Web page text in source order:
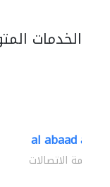
الخدمات
al abaad al..
أنظمة الاتصالات